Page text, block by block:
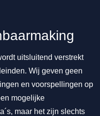
uitsluitend verstrekt
Wij geven geen
en voorspellingen op
mogelijke
maar het zijn slechts